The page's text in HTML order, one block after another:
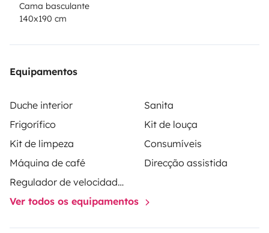
Cama basculante
140x190 cm
Equipamentos
Duche interior
Sanita
Frigorífico
Kit de louça
Kit de limpeza
Consumíveis
Máquina de café
Direcção assistida
Regulador de velocidade / Cruise Control
Ver todos os equipamentos